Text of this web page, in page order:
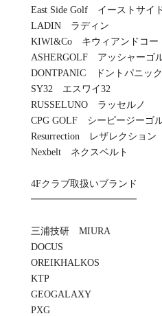
East Side Golf イーストサイ
LADIN ラディン
KIWI&Co キウィアンドコー
ASHERGOLF アッシャーゴ
DONTPANIC ドントパニック
SY32 エスワイ32
RUSSELUNO ラッセルノ
CPG GOLF シーピージーゴ
Resurrection レザレクション
Nexbelt ネクスベルト
4Fクラブ取扱いブランド
━━━━━━━━━━━
三浦技研 MIURA
DOCUS
OREIKHALKOS
KTP
GEOGALAXY
PXG